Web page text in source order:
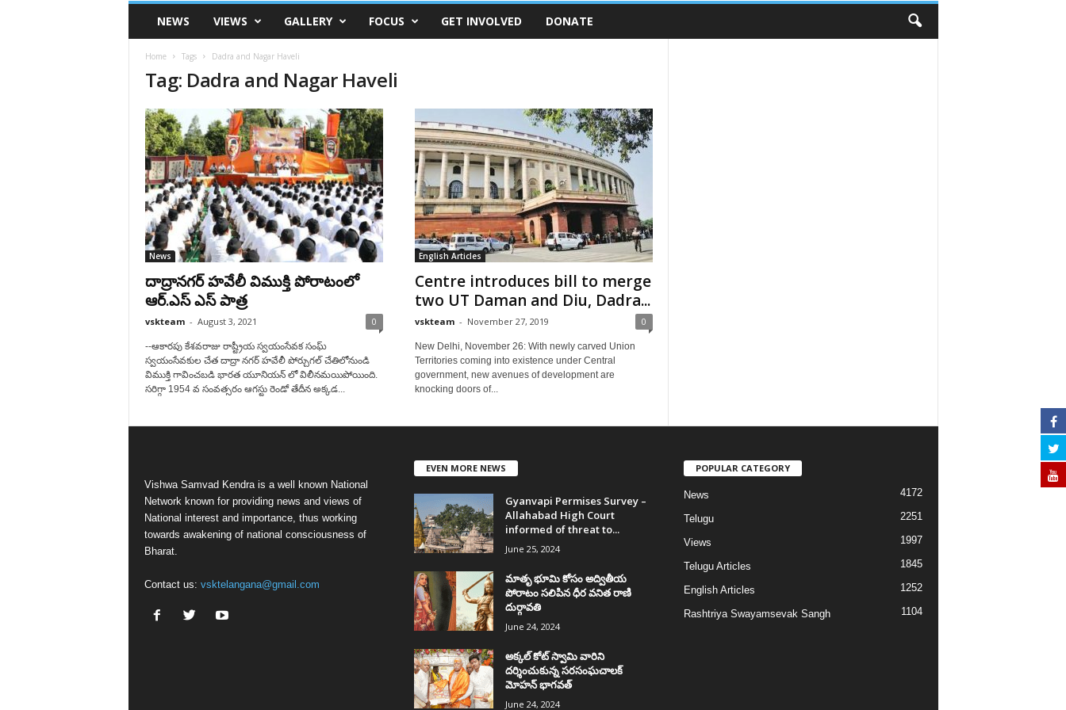
VSK
TelanganaNEWS VIEWS GALLERY FOCUS GET INVOLVED DONATE
Home Tags Dadra and Nagar Haveli
Tag: Dadra and Nagar Haveli
News
దాద్రానగర్ హవేలీ విముక్తి పోరాటంలో
ఆర్.ఎస్ ఎస్ పాత్ర
vskteam - August 3, 2021 0
--ఆకారపు కేశవరాజు రాష్ట్రీయ స్వయంసేవక సంఘ్
స్వయంసేవకుల చేత దాద్రా నగర్ హవేలీ పోర్చుగల్ చేతిలోనుండి
విముక్తి గావించబడి భారత యూనియన్ లో విలీనమయిపోయింది.
సరిగ్గా 1954 వ సంవత్సరం ఆగస్టు రెండో తేదీన అక్కడ...
English Articles
Centre introduces bill to merge
two UT Daman and Diu, Dadra...
vskteam - November 27, 2019 0
New Delhi, November 26: With newly carved Union
Territories coming into existence under Central
government, new avenues of development are
knocking doors of...
Vishwa Samvad Kendra is a well known National
Network known for providing news and views of
National interest and importance, thus working
towards awakening of national consciousness of
Bharat.
Contact us: vsktelangana@gmail.com
EVEN MORE NEWS
Gyanvapi Permises Survey –
Allahabad High Court
informed of threat to...
June 25, 2024
మాతృ భూమి కోసం అద్వితీయ
పోరాటం సలిపిన ధీర వనిత రాణి
దుర్గావతి
June 24, 2024
అక్కల్‌ కోట్‌ స్వామి వారిని
దర్శించుకున్న సరసంఘచాలక్
మోహన్ భాగవత్
June 24, 2024
POPULAR CATEGORY
News 4172
Telugu 2251
Views 1997
Telugu Articles 1845
English Articles 1252
Rashtriya Swayamsevak Sangh 1104